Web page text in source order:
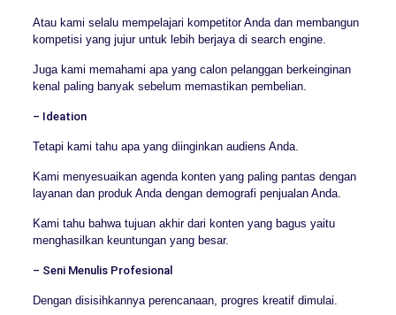
Atau kami selalu mempelajari kompetitor Anda dan membangun
kompetisi yang jujur untuk lebih berjaya di search engine.
Juga kami memahami apa yang calon pelanggan berkeinginan
kenal paling banyak sebelum memastikan pembelian.
– Ideation
Tetapi kami tahu apa yang diinginkan audiens Anda.
Kami menyesuaikan agenda konten yang paling pantas dengan
layanan dan produk Anda dengan demografi penjualan Anda.
Kami tahu bahwa tujuan akhir dari konten yang bagus yaitu
menghasilkan keuntungan yang besar.
– Seni Menulis Profesional
Dengan disisihkannya perencanaan, progres kreatif dimulai.